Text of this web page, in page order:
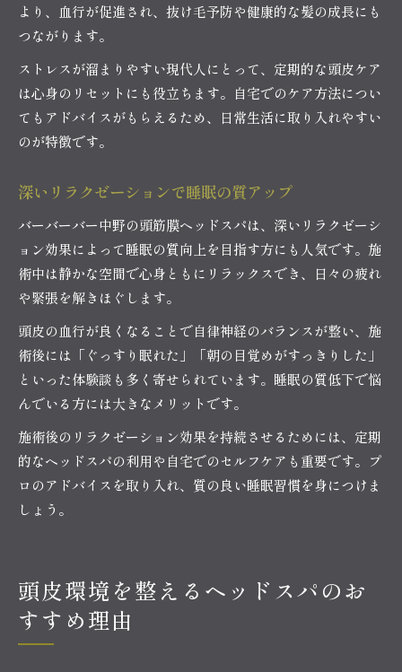
より、血行が促進され、抜け毛予防や健康的な髪の成長にも
つながります。
ストレスが溜まりやすい現代人にとって、定期的な頭皮ケア
は心身のリセットにも役立ちます。自宅でのケア方法につい
てもアドバイスがもらえるため、日常生活に取り入れやすい
のが特徴です。
深いリラクゼーションで睡眠の質アップ
バーバーバー中野の頭筋膜ヘッドスパは、深いリラクゼーシ
ョン効果によって睡眠の質向上を目指す方にも人気です。施
術中は静かな空間で心身ともにリラックスでき、日々の疲れ
や緊張を解きほぐします。
頭皮の血行が良くなることで自律神経のバランスが整い、施
術後には「ぐっすり眠れた」「朝の目覚めがすっきりした」
といった体験談も多く寄せられています。睡眠の質低下で悩
んでいる方には大きなメリットです。
施術後のリラクゼーション効果を持続させるためには、定期
的なヘッドスパの利用や自宅でのセルフケアも重要です。プ
ロのアドバイスを取り入れ、質の良い睡眠習慣を身につけま
しょう。
頭皮環境を整えるヘッドスパのお
すすめ理由